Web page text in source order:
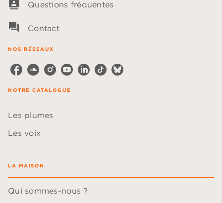
contacts Questions fréquentes
question_answer Contact
NOS RÉSEAUX
NOTRE CATALOGUE
Les plumes
Les voix
LA MAISON
Qui sommes-nous ?